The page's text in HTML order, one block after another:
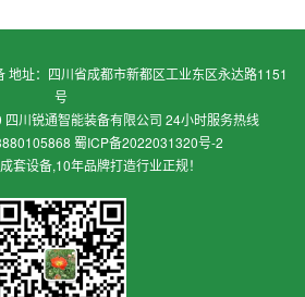
地址：四川省成都市新都区工业东区永达路1151
号
川锐通智能装备有限公司 24小时服务热线
蜀ICP备2022031320号-2
套设备,10年品牌打造行业正规！